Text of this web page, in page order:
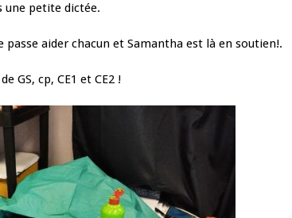
une petite dictée.
aider chacun et Samantha est là en soutien!.
GS, cp, CE1 et CE2 !